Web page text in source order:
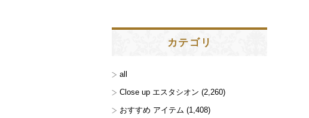
カテゴリ
all
Close up エスタシオン (2,260)
おすすめ アイテム (1,408)